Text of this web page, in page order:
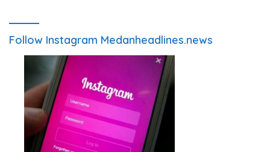
Follow Instagram Medanheadlines.news